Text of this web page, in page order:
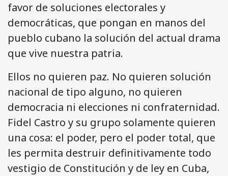
favor de soluciones electorales y
democráticas, que pongan en manos del
pueblo cubano la solución del actual drama
que vive nuestra patria.
Ellos no quieren paz. No quieren solución
nacional de tipo alguno, no quieren
democracia ni elecciones ni confraternidad.
Fidel Castro y su grupo solamente quieren
una cosa: el poder, pero el poder total, que
les permita destruir definitivamente todo
vestigio de Constitución y de ley en Cuba,